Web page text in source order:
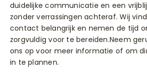
duidelijke communicatie en een
zonder verrassingen achteraf. Wij
contact belangrijk en nemen de tijd
zorgvuldig voor te bereiden.Neem
ons op voor meer informatie of om
in te plannen.